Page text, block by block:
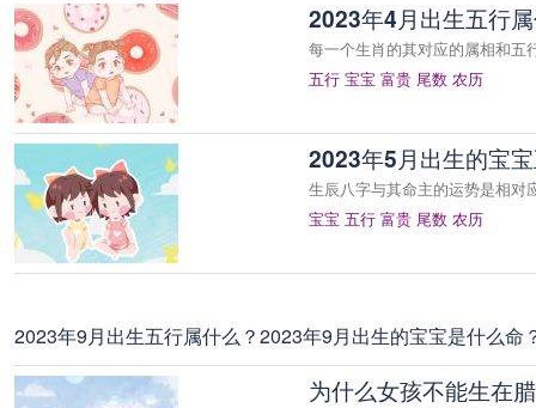
2023年4月出生五行
每一个生肖的其对应的属相和五
五行 宝宝 富贵 尾数 农历
2023年5月出生的宝
生辰八字与其命主的运势是相对
宝宝 五行 富贵 尾数 农历
2023年9月出生五行属什么？2023年9月出生的宝宝是什么命
为什么女孩不能生在